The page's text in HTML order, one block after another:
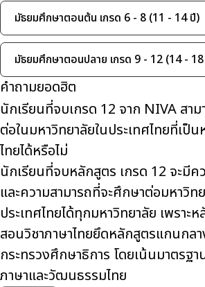
มัธยมศึกษาตอนต้น เกรด 6 - 8 (11 - 14 ปี)
มัธยมศึกษาตอนปลาย เกรด 9 - 12 (14 -
คำถามยอดฮิต
นักเรียนที่จบเกรด 12 จาก NIVA สา
ต่อในมหาวิทยาลัยในประเทศไทยที่เป็
ไทยได้หรือไม่
นักเรียนที่จบหลักสูตร เกรด 12 จะมีค
และความสามารถที่จะศึกษาต่อมหาวิท
ประเทศไทยได้ทุกมหาวิทยาลัย เพราะ
สอนวิชาภาษาไทยยึดหลักสูตรแกนกล
กระทรวงศึกษาธิการ โดยเน้นมาตรฐ
ภาษาและวัฒนธรรมไทย